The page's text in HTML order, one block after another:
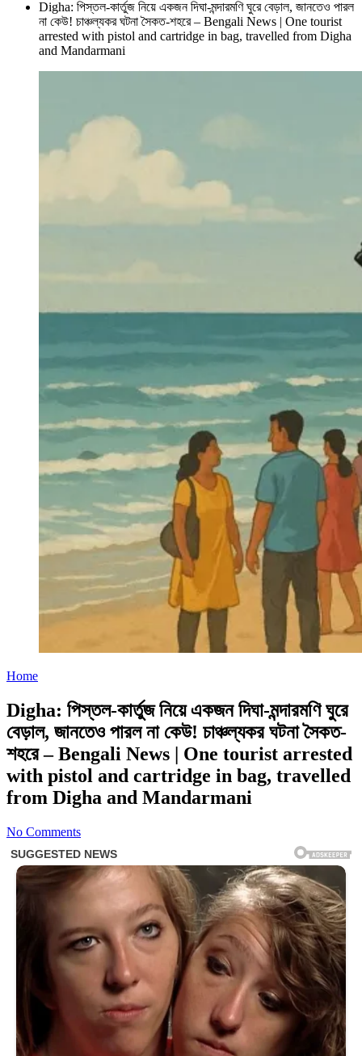
Digha: পিস্তল-কার্তুজ নিয়ে একজন দিঘা-মন্দারমণি ঘুরে বেড়াল, জানতেও পারল
না কেউ! চাঞ্চল্যকর ঘটনা সৈকত-শহরে – Bengali News | One tourist
arrested with pistol and cartridge in bag, travelled from Digha
and Mandarmani
Home
Digha: পিস্তল-কার্তুজ নিয়ে একজন দিঘা-মন্দারমণি ঘুরে
বেড়াল, জানতেও পারল না কেউ! চাঞ্চল্যকর ঘটনা সৈকত-
শহরে – Bengali News | One tourist arrested
with pistol and cartridge in bag, travelled
from Digha and Mandarmani
No Comments